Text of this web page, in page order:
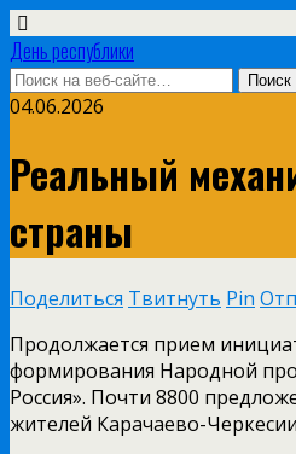
День республики
04.06.2026
Реальный
страны
Поделиться Твитнуть Pin
Продолжается прием
формирования Народной
Россия». Почти 8800
жителей Карачаево-